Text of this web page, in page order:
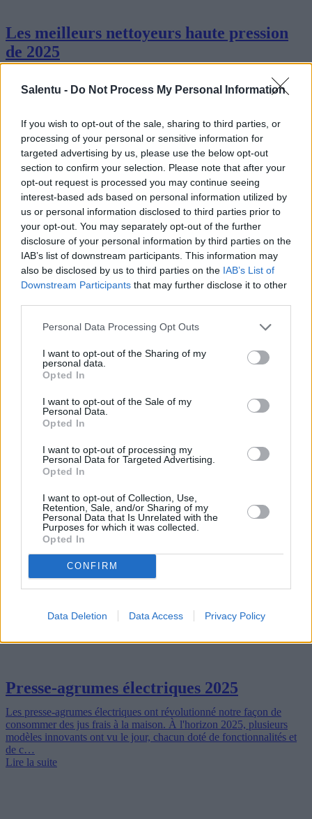
Salentu - Do Not Process My Personal Information
If you wish to opt-out of the sale, sharing to third parties, or
processing of your personal or sensitive information for
targeted advertising by us, please use the below opt-out
section to confirm your selection. Please note that after your
opt-out request is processed you may continue seeing
interest-based ads based on personal information utilized by
us or personal information disclosed to third parties prior to
your opt-out. You may separately opt-out of the further
disclosure of your personal information by third parties on the
IAB’s list of downstream participants. This information may
also be disclosed by us to third parties on the IAB’s List of
Downstream Participants that may further disclose it to other
Personal Data Processing Opt Outs
I want to opt-out of the Sharing of my
personal data.
Opted In
I want to opt-out of the Sale of my
Personal Data.
Opted In
I want to opt-out of processing my
Personal Data for Targeted Advertising.
Opted In
I want to opt-out of Collection, Use,
Retention, Sale, and/or Sharing of my
Personal Data that Is Unrelated with the
Purposes for which it was collected.
Opted In
CONFIRM
Data Deletion Data Access Privacy Policy
Les meilleurs nettoyeurs haute pression
de 2025
En cette année 2025, le marché des nettoyeurs haute pression a
connu d'importantes innovations, répondant aux besoins des
Lire la suite
Comment Airbnb a enregistré des
transactions record en Italie
Airbnb a récemment établi un nouveau record de transactions en
Italie, marquant une étape importante dans l'histoire de l'entreprise.
Lire la suite
Presse-agrumes électriques 2025
Les presse-agrumes électriques ont révolutionné notre façon de
consommer des jus frais à la maison. À l'horizon 2025, plusieurs
modèles innovants ont vu le jour, chacun doté de fonctionnalités et
de c…
Lire la suite